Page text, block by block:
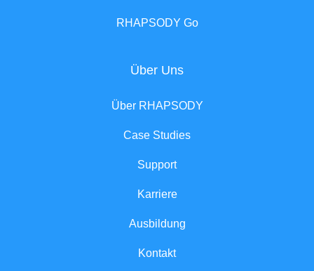
RHAPSODY Go
Über Uns
Über RHAPSODY
Case Studies
Support
Karriere
Ausbildung
Kontakt